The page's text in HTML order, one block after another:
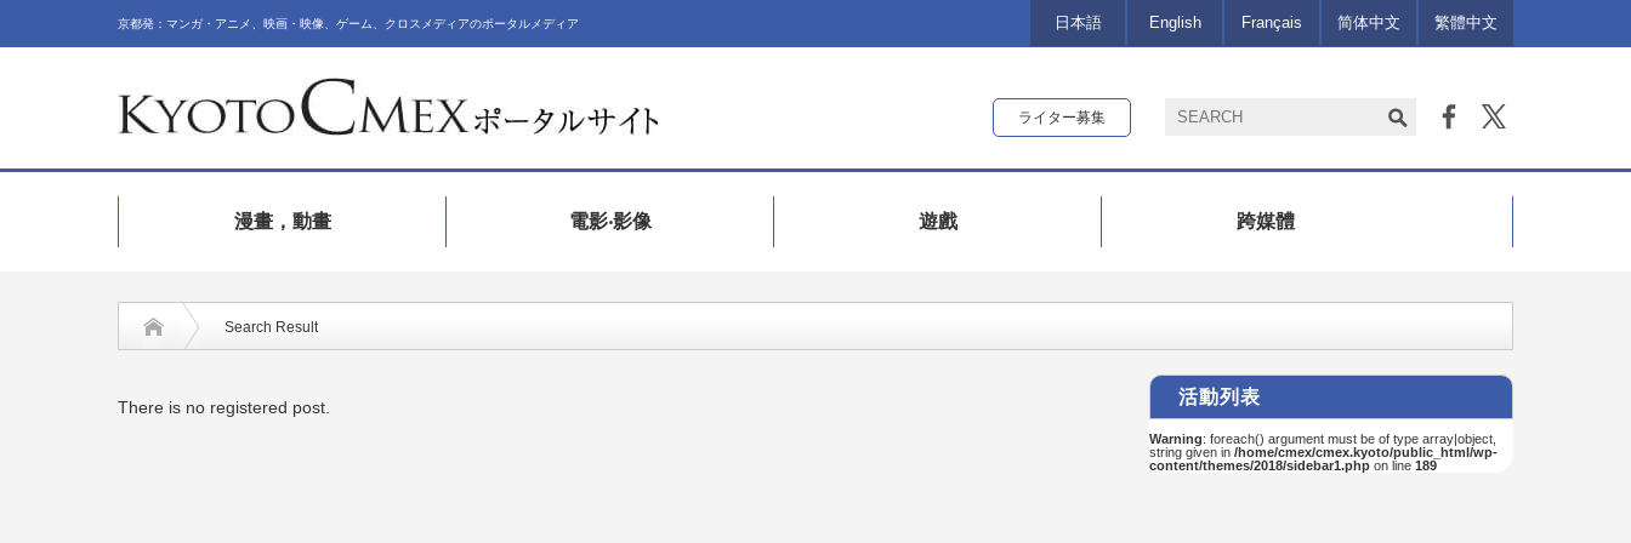
京都発：マンガ・アニメ、映画・映像、ゲーム、クロスメディアのポータルメディア 日本語 English Français 简体中文 繁體中文
ライター募集
漫畫，動畫 電影‧影像 遊戲 跨媒體
Search Result
There is no registered post. 活動列表
Warning: foreach() argument must be of type array|object,
string given in /home/cmex/cmex.kyoto/public_html/wp-
content/themes/2018/sidebar1.php on line 189